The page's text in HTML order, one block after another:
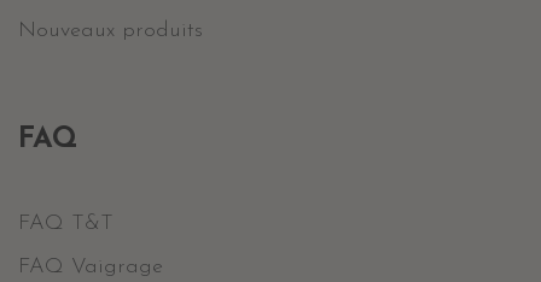
Nouveaux produits
FAQ
FAQ T&T
FAQ Vaigrage